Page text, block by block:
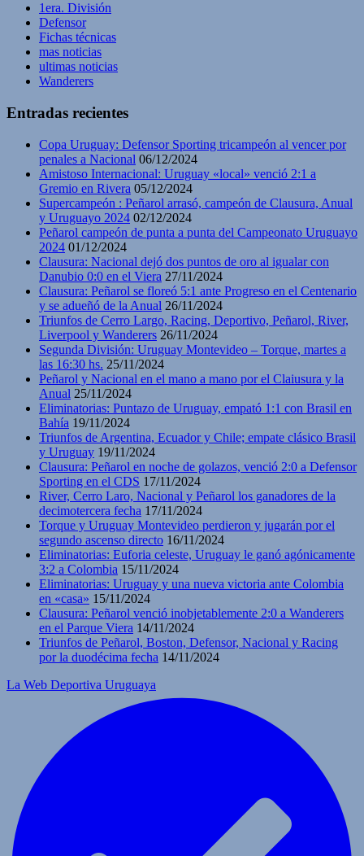
1era. División
Defensor
Fichas técnicas
mas noticias
ultimas noticias
Wanderers
Entradas recientes
Copa Uruguay: Defensor Sporting tricampeón al vencer por
penales a Nacional 06/12/2024
Amistoso Internacional: Uruguay «local» venció 2:1 a
Gremio en Rivera 05/12/2024
Supercampeón : Peñarol arrasó, campeón de Clausura, Anual
y Uruguayo 2024 02/12/2024
Peñarol campeón de punta a punta del Campeonato Uruguayo
2024 01/12/2024
Clausura: Nacional dejó dos puntos de oro al igualar con
Danubio 0:0 en el Viera 27/11/2024
Clausura: Peñarol se floreó 5:1 ante Progreso en el Centenario
y se adueñó de la Anual 26/11/2024
Triunfos de Cerro Largo, Racing, Deportivo, Peñarol, River,
Liverpool y Wanderers 26/11/2024
Segunda División: Uruguay Montevideo – Torque, martes a
las 16:30 hs. 25/11/2024
Peñarol y Nacional en el mano a mano por el Claiusura y la
Anual 25/11/2024
Eliminatorias: Puntazo de Uruguay, empató 1:1 con Brasil en
Bahía 19/11/2024
Triunfos de Argentina, Ecuador y Chile; empate clásico Brasil
y Uruguay 19/11/2024
Clausura: Peñarol en noche de golazos, venció 2:0 a Defensor
Sporting en el CDS 17/11/2024
River, Cerro Laro, Nacional y Peñarol los ganadores de la
decimotercera fecha 17/11/2024
Torque y Uruguay Montevideo perdieron y jugarán por el
segundo ascenso directo 16/11/2024
Eliminatorias: Euforia celeste, Uruguay le ganó agónicamente
3:2 a Colombia 15/11/2024
Eliminatorias: Uruguay y una nueva victoria ante Colombia
en «casa» 15/11/2024
Clausura: Peñarol venció inobjetablemente 2:0 a Wanderers
en el Parque Viera 14/11/2024
Triunfos de Peñarol, Boston, Defensor, Nacional y Racing
por la duodécima fecha 14/11/2024
La Web Deportiva Uruguaya